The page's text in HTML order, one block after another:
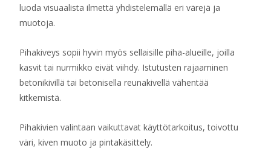
luoda visuaalista ilmettä yhdistelemällä eri värejä ja
muotoja.
Pihakiveys sopii hyvin myös sellaisille piha-alueille, joilla
kasvit tai nurmikko eivät viihdy. Istutusten rajaaminen
betonikivillä tai betonisella reunakivellä vähentää
kitkemistä.
Pihakivien valintaan vaikuttavat käyttötarkoitus, toivottu
väri, kiven muoto ja pintakäsittely.